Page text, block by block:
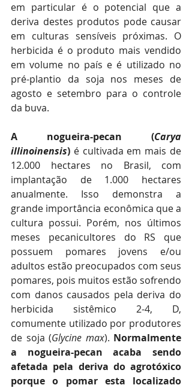
em particular é o potencial que a
deriva destes produtos pode causar
em culturas sensíveis próximas. O
herbicida é o produto mais vendido
em volume no país e é utilizado no
pré-plantio da soja nos meses de
agosto e setembro para o controle
da buva.
A nogueira-pecan (Carya
illinoinensis) é cultivada em mais de
12.000 hectares no Brasil, com
implantação de 1.000 hectares
anualmente. Isso demonstra a
grande importância econômica que a
cultura possui. Porém, nos últimos
meses pecanicultores do RS que
possuem pomares jovens e/ou
adultos estão preocupados com seus
pomares, pois muitos estão sofrendo
com danos causados pela deriva do
herbicida sistêmico 2-4, D,
comumente utilizado por produtores
de soja (Glycine max). Normalmente
a nogueira-pecan acaba sendo
afetada pela deriva do agrotóxico
porque o pomar esta localizado